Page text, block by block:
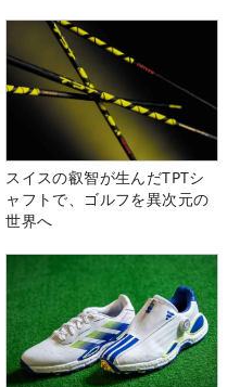
スイスの叡智が生んだTPTシ
ャフトで、ゴルフを異次元の
世界へ